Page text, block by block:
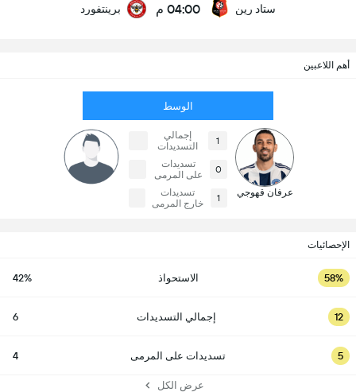
ستاد رين 04:00 م برينتفورد
أهم اللاعبين
الوسط
عرفان قهوجي
1
إجمالي
التسديدات
0
تسديدات
على المرمى
1
تسديدات
خارج المرمى
الإحصائيات
58% الاستحواذ 42%
12 إجمالي التسديدات 6
5 تسديدات على المرمى 4
عرض الكل